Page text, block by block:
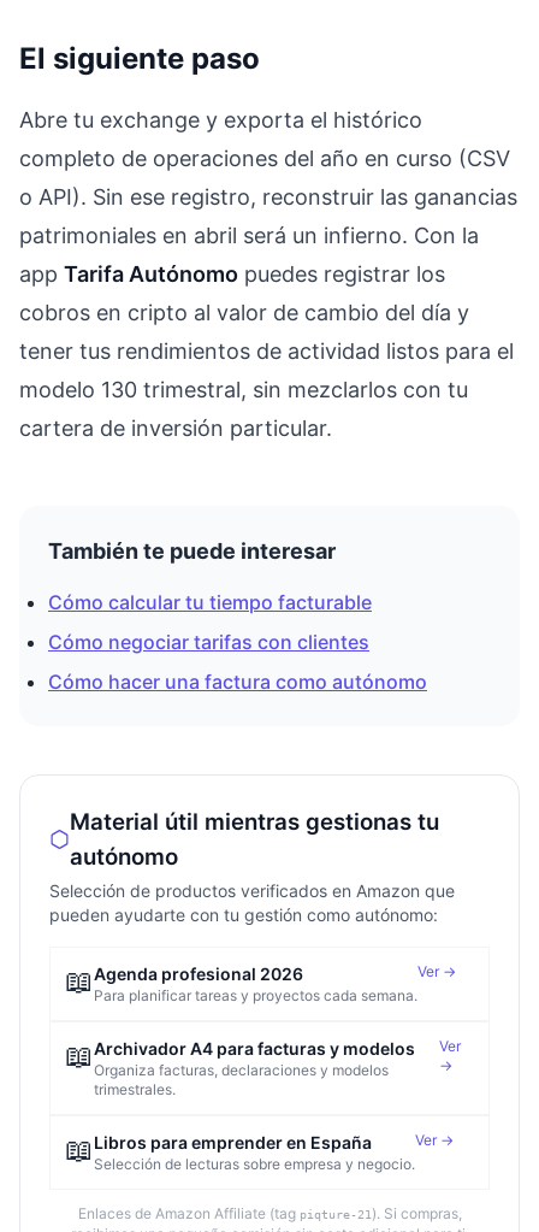
El siguiente paso
Abre tu exchange y exporta el histórico
completo de operaciones del año en curso (CSV
o API). Sin ese registro, reconstruir las ganancias
patrimoniales en abril será un infierno. Con la
app Tarifa Autónomo puedes registrar los
cobros en cripto al valor de cambio del día y
tener tus rendimientos de actividad listos para el
modelo 130 trimestral, sin mezclarlos con tu
cartera de inversión particular.
También te puede interesar
Cómo calcular tu tiempo facturable
Cómo negociar tarifas con clientes
Cómo hacer una factura como autónomo
Material útil mientras gestionas tu
autónomo
Selección de productos verificados en Amazon que
pueden ayudarte con tu gestión como autónomo:
📖Agenda profesional 2026
Para planificar tareas y proyectos cada semana.
Ver →
📖Archivador A4 para facturas y modelos
Organiza facturas, declaraciones y modelos
trimestrales.
Ver
→
📖 Libros para emprender en España
Selección de lecturas sobre empresa y negocio.
Ver →
Enlaces de Amazon Affiliate (tag piqture-21 ). Si compras,